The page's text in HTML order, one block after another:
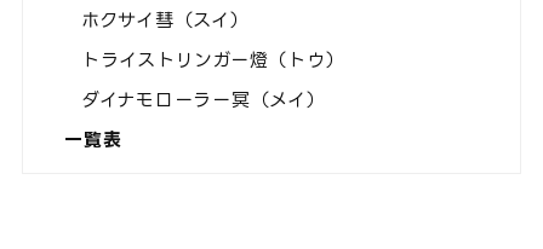
ホクサイ彗（スイ）
トライストリンガー燈（トウ）
ダイナモローラー冥（メイ）
一覧表